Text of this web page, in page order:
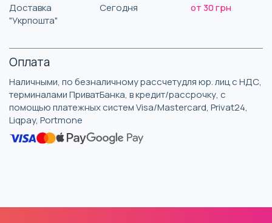
Доставка
"Укрпошта"
Сегодня от 30 грн
Оплата
Наличными, по безналичному рассчетудля юр. лиц с НДС,
терминалами ПриватБанка, в кредит/рассрочку, с
помощью платежных систем Visa/Mastercard, Privat24,
Liqpay, Portmone